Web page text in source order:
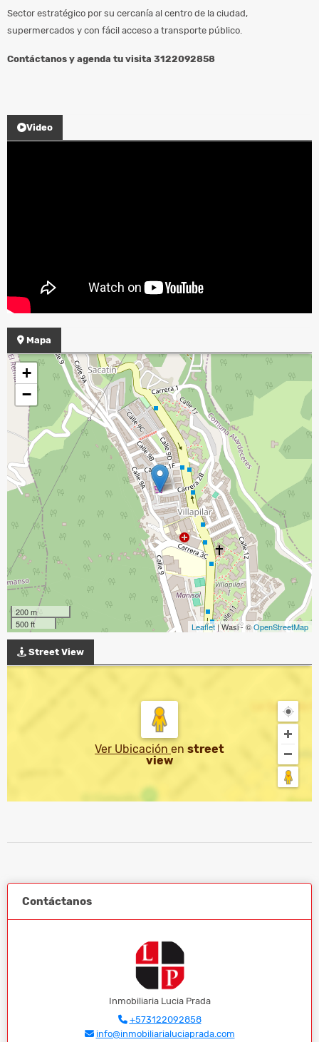
Sector estratégico por su cercanía al centro de la ciudad,
supermercados y con fácil acceso a transporte público.
Contáctanos y agenda tu visita 3122092858
Video
Mapa
+
−
200 m
500 ft
Leaflet| Wasi - ©OpenStreetMap
Street View
Ver Ubicación en street
view
Contáctanos
Inmobiliaria Lucia Prada
+573122092858
info@inmobiliarialuciaprada.com